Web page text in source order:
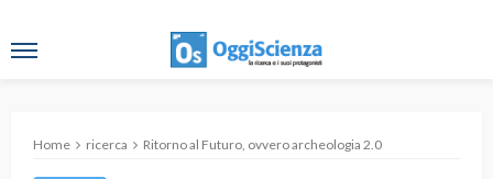
Home ricerca Ritorno al Futuro, ovvero archeologia 2.0